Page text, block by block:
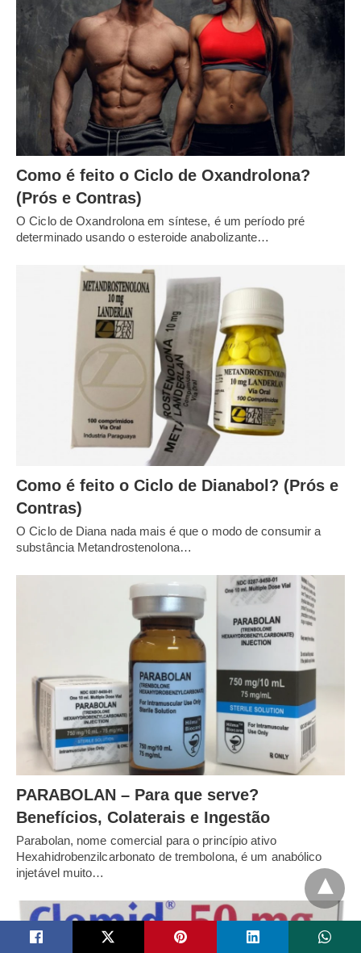
Como é feito o Ciclo de Oxandrolona?
(Prós e Contras)
O Ciclo de Oxandrolona em síntese, é um período pré
determinado usando o esteroide anabolizante…
Como é feito o Ciclo de Dianabol? (Prós e
Contras)
O Ciclo de Diana nada mais é que o modo de consumir a
substância Metandrostenolona…
PARABOLAN – Para que serve?
Benefícios, Colaterais e Ingestão
Parabolan, nome comercial para o princípio ativo
Hexahidrobenzilcarbonato de trembolona, é um anabólico
injetável muito…